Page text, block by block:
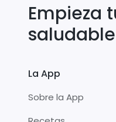
Empieza
La App
Sobre la App